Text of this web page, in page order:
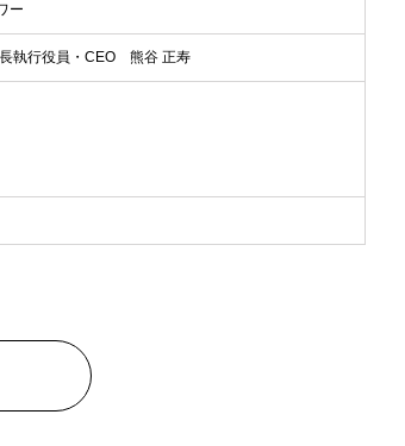
ー
執行役員・CEO 熊谷 正寿